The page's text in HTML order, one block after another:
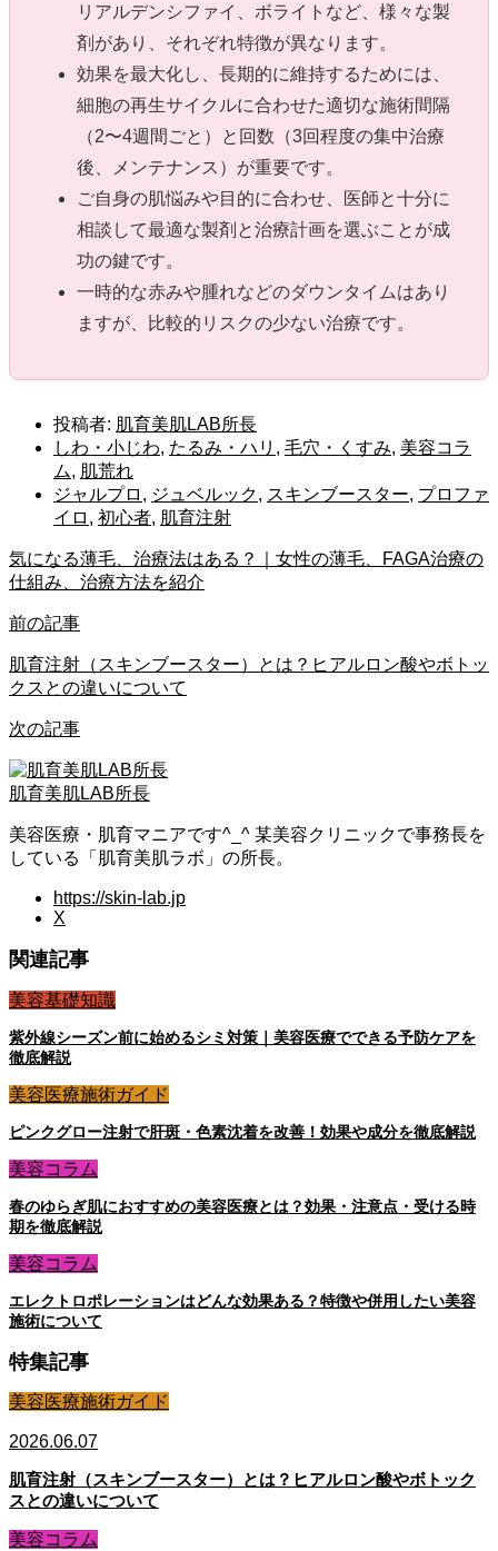
リアルデンシファイ、ボライトなど、様々な製
剤があり、それぞれ特徴が異なります。
効果を最大化し、長期的に維持するためには、
細胞の再生サイクルに合わせた適切な施術間隔
（2〜4週間ごと）と回数（3回程度の集中治療
後、メンテナンス）が重要です。
ご自身の肌悩みや目的に合わせ、医師と十分に
相談して最適な製剤と治療計画を選ぶことが成
功の鍵です。
一時的な赤みや腫れなどのダウンタイムはあり
ますが、比較的リスクの少ない治療です。
投稿者: 肌育美肌LAB所長
しわ・小じわ, たるみ・ハリ , 毛穴・くすみ, 美容コラ
ム, 肌荒れ
ジャルプロ , ジュベルック, スキンブースター, プロファ
イロ , 初心者, 肌育注射
気になる薄毛、治療法はある？｜女性の薄毛、FAGA治療の
仕組み、治療方法を紹介
前の記事
肌育注射（スキンブースター）とは？ヒアルロン酸やボトッ
クスとの違いについて
次の記事
肌育美肌LAB所長
美容医療・肌育マニアです^_^ 某美容クリニックで事務長を
している「肌育美肌ラボ」の所長。
https://skin-lab.jp
X
関連記事
美容基礎知識
紫外線シーズン前に始めるシミ対策｜美容医療でできる予防ケアを
徹底解説
美容医療施術ガイド
ピンクグロー注射で肝斑・色素沈着を改善！効果や成分を徹底解説
美容コラム
春のゆらぎ肌におすすめの美容医療とは？効果・注意点・受ける時
期を徹底解説
美容コラム
エレクトロポレーションはどんな効果ある？特徴や併用したい美容
施術について
特集記事
美容医療施術ガイド
2026.06.07
肌育注射（スキンブースター）とは？ヒアルロン酸やボトック
スとの違いについて
美容コラム